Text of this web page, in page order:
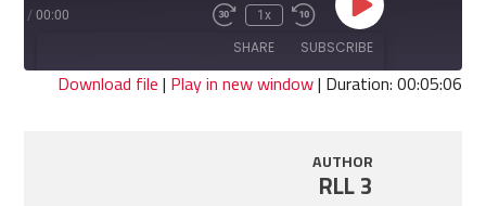
Play
Episode
Rewind
10
Seconds
1x
Fast
seconds
00:00
/
SUBSCRIBE
SHARE
Download file| Play in new window| Duration: 00:05:06
AUTHOR
RLL 3